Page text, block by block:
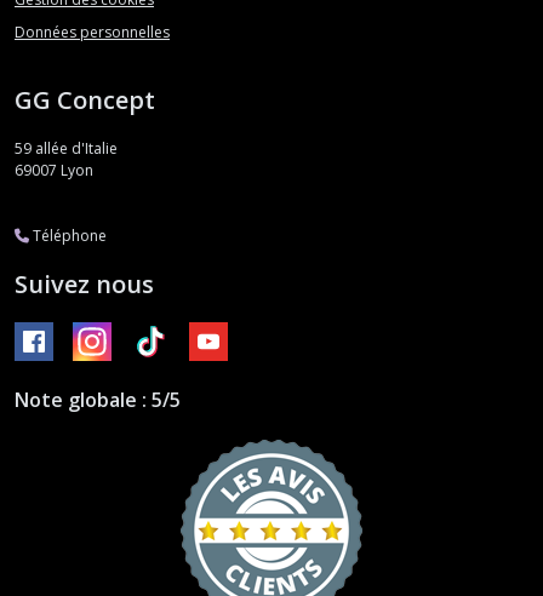
Données personnelles
GG Concept
59 allée d'Italie
69007 Lyon
Téléphone
Suivez nous
Note globale : 5/5